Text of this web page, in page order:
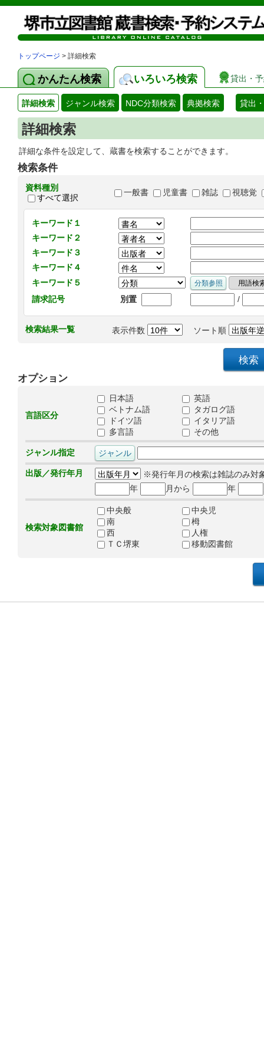
トップページ > 詳細検索
かんたん検索 いろいろ検索 貸出・
詳細検索 ジャンル検索 NDC分類検索 典拠検索 貸出
詳細検索
詳細な条件を設定して、蔵書を検索することができます。
検索条件
資料種別
すべて選択
一般書 児童書 雑誌 視聴覚
キーワード１
キーワード２
キーワード３
キーワード４
キーワード５
請求記号
別置 /
検索結果一覧 表示件数 ソート順
オプション
言語区分
日本語
英語
ベトナム語
タガログ語
ドイツ語
イタリア語
多言語
その他
ジャンル指定
出版／発行年月
※発行年月の検索は雑誌のみ対
年
月から 年
検索対象図書館
中央般
中央児
南
栂
西
人権
ＴＣ堺東
移動図書館